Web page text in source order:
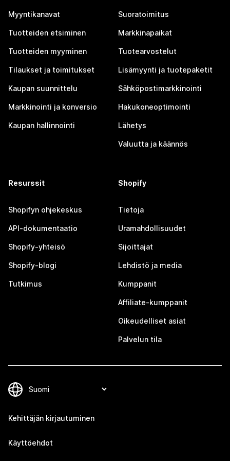
Myyntikanavat
Tuotteiden etsiminen
Tuotteiden myyminen
Tilaukset ja toimitukset
Kaupan suunnittelu
Markkinointi ja konversio
Kaupan hallinnointi
Suoratoimitus
Markkinapaikat
Tuotearvostelut
Lisämyynti ja tuotepaketit
Sähköpostimarkkinointi
Hakukoneoptimointi
Lähetys
Valuutta ja käännös
Resurssit
Shopifyn ohjekeskus
API-dokumentaatio
Shopify-yhteisö
Shopify-blogi
Tutkimus
Shopify
Tietoja
Uramahdollisuudet
Sijoittajat
Lehdistö ja media
Kumppanit
Affiliate-kumppanit
Oikeudelliset asiat
Palvelun tila
Kehittäjän kirjautuminen
Käyttöehdot